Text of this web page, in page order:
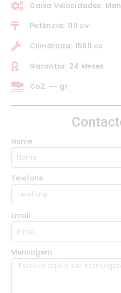
Caixa Velocidades:
Potência: 110 cv
Cilindrada: 1500 cc
Garantia: 24 Meses
Co2: -- gr
Nome
Telefone
Email
Mensagem